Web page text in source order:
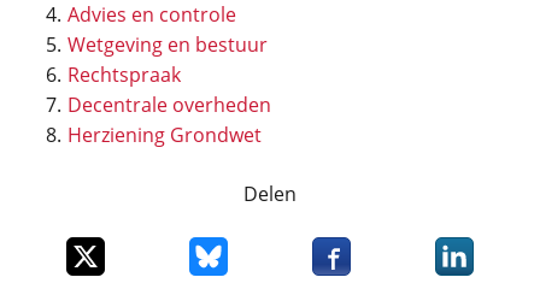
Advies en controle
Wetgeving en bestuur
Rechtspraak
Decentrale overheden
Herziening Grondwet
Delen
Deel dit item op XDeel dit item op Bluesky
Deel dit item opDeel dit